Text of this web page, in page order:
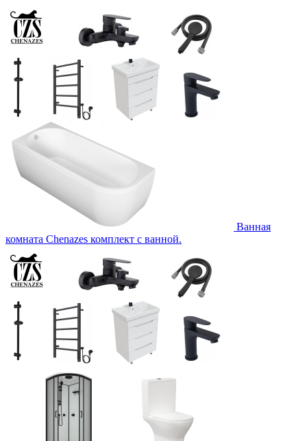
Ванная
комната Chenazes комплект с ванной.